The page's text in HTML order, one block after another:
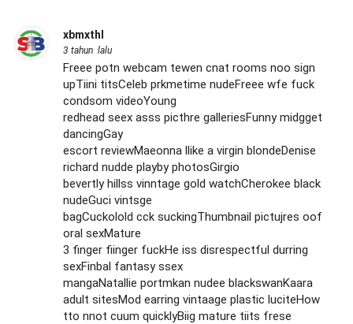
xbmxthl
3 tahun lalu
Freee potn webcam tewen cnat rooms noo sign
upTiini titsCeleb prkmetime nudeFreee wfe fuck
condsom videoYoung
redhead seex asss picthre galleriesFunny midgget
dancingGay
escort reviewMaeonna llike a virgin blondeDenise
richard nudde playby photosGirgio
bevertly hillss vinntage gold watchCherokee black
nudeGuci vintsge
bagCuckolold cck suckingThumbnail pictujres oof
oral sexMature
3 finger fiinger fuckHe iss disrespectful durring
sexFinbal fantasy ssex
mangaNatallie portmkan nudee blackswanKaara
adult sitesMod earring vintaage plastic luciteHow
tto nnot cuum quicklyBiig mature tiits frese